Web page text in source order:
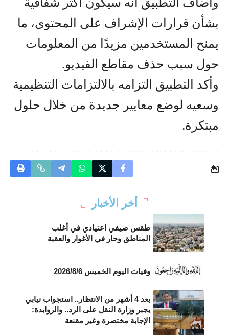
بشأن قرارات الإشراف على المحتوى، ما
يمنح المستخدمين مزيدًا من المعلومات
حول سبب حذف مقاطع الفيديو.
وأكد التطبيق التزامه بالالتزامات التنظيمية
وسعيه لوضع معايير جديدة من خلال حلول
مبتكرة.
أخر الأخبار
طقس صيفي اعتيادي في أغلب
المناطق وحار في الأغوار والعقبة
وفيات اليوم الخميس 2026/8/6
بعد 4 أشهر من الانتظار.. استجواب نيابي
يجبر وزارة النقل على الرد.. والروابدة:
الإجابة مختصرة وغير مقنعة